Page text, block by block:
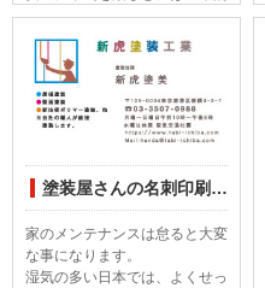
な技術を取得する必要がありま
す。
相手は生き物ですので、生き物
との会話が重要なスポーツです
ね！
塗装屋さんの名刺印刷デザインしてみました
家のメンテナンスは怠ると大変
な事になります。
湿気の多い日本では、よくせっ